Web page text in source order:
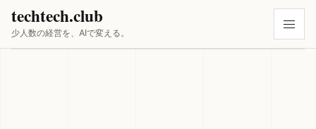
techtech.club
少人数の経営を、AIで変える。